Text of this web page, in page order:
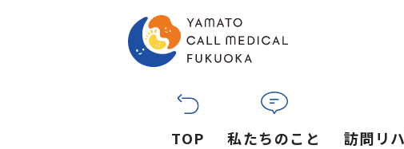
TOP 私たちのこと 訪問リ